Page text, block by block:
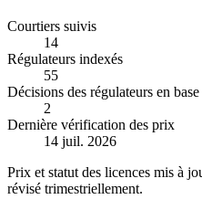
Courtiers suivis
14
Régulateurs indexés
55
Décisions des régulateurs en base
2
Dernière vérification des prix
14 juil. 2026
Prix et statut des licences mis à
révisé trimestriellement.